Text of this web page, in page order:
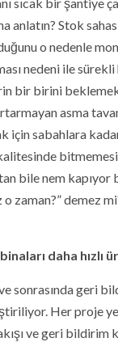
anlatın? Stok
o nedenle
nedeni ile
bir birini
asma
sabahlara kadar
bile nem kapıyor
zaman?” demez
daha hızlı
sonrasında geri
Her proje
ve geri